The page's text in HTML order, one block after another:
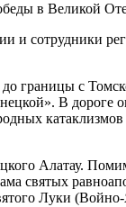
в Великой
и сотрудники
границы с
В
Алатау.
святых
Луки